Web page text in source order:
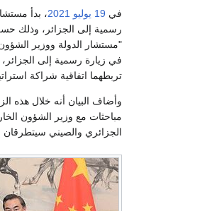
في 19 يوليو 2021، بدأ
رسمية إلى الجزائر، وذلك
"مستشار الدولة ووزير
في زيارة رسمية إلى الجزائر،
تربطهما اتفاقية شراكة
وأضاف البيان أنه خلال هذه
مباحثات مع وزير الشؤون
الجزائري والصيني سيتطرقان